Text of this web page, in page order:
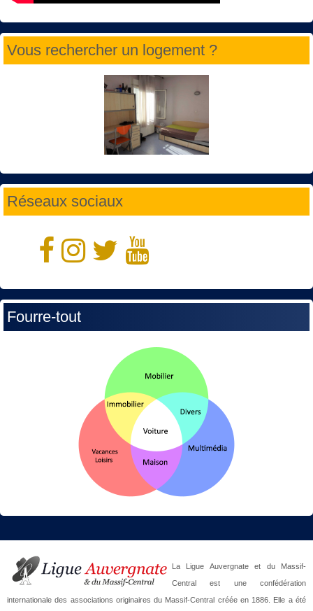
Vous rechercher un logement ?
Réseaux sociaux
Fourre-tout
La Ligue Auvergnate et du Massif-
Central est une confédération
internationale des associations originaires du Massif-Central créée en 1886. Elle a été